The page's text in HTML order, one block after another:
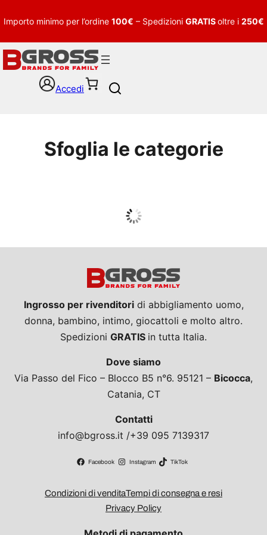
Importo minimo per l’ordine 100€ – Spedizioni GRATISoltre i 250€
Accedi
h
Sfoglia le categorie
Guarda tutto
Ingrosso per rivenditoridi abbigliamento uomo,
donna, bambino, intimo, giocattoli e molto altro.
Spedizioni GRATIS in tutta Italia.
Dove siamo
Via Passo del Fico – Blocco B5 n°6. 95121 – Bicocca,
Catania, CT
Contatti
info@bgross.it /+39 095 7139317
Facebook Instagram TikTok
Condizioni di venditaTempi di consegna e resi
Privacy Policy